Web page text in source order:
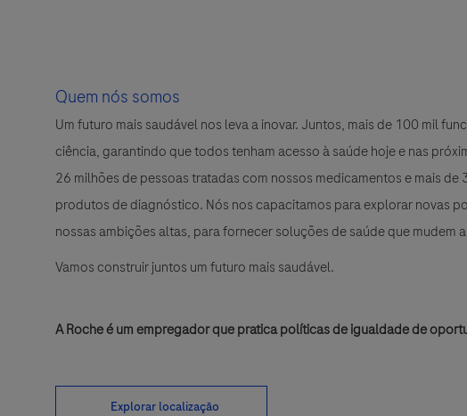
Quem nós somos
Um futuro mais saudável nos leva a inovar. Juntos, mais de 100 mil
ciência, garantindo que todos tenham acesso à saúde hoje e nas
26 milhões de pessoas tratadas com nossos medicamentos e mais
produtos de diagnóstico. Nós nos capacitamos para explorar novas
nossas ambições altas, para fornecer soluções de saúde que mudem
Vamos construir juntos um futuro mais saudável.
A Roche é um empregador que pratica políticas de igualdade de
Explorar localização